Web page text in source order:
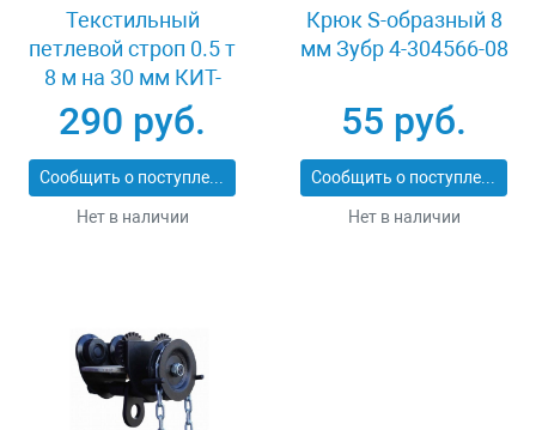
Текстильный
петлевой строп 0.5 т
8 м на 30 мм КИТ-
СТП-0.5-8
290 руб.
Сообщить о поступлении
Нет в наличии
Крюк S-образный 8
мм Зубр 4-304566-08
55 руб.
Сообщить о поступлении
Нет в наличии